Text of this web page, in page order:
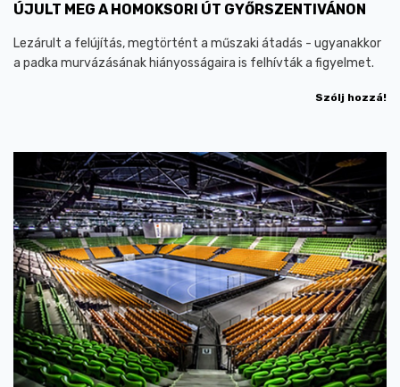
ÚJULT MEG A HOMOKSORI ÚT GYŐRSZENTIVÁNON
Lezárult a felújítás, megtörtént a műszaki átadás - ugyanakkor
a padka murvázásának hiányosságaira is felhívták a figyelmet.
Szólj hozzá!